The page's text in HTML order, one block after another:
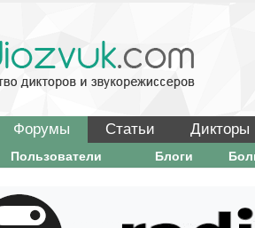
Форумы Статьи Дикторы
Пользователи Блоги